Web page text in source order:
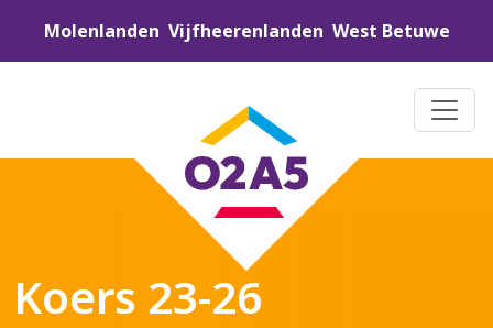
Molenlanden Vijfheerenlanden West Betuwe
Koers 23-26